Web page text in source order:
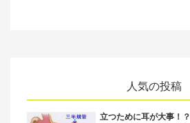
人気の投稿
立つために耳が大事！？